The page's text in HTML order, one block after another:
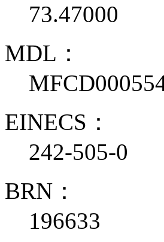
73.47000
MDL：
EINECS：
242-505-0
BRN：
196633